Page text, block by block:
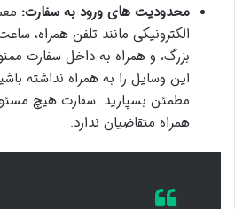
محدودیت های ورود به سفارت:
الکترونیکی مانند تلفن همراه،
بزرگ، و همراه به داخل سفارت
این وسایل را به همراه نداشته
مطمئن بسپارید. سفارت هیچ
همراه متقاضیان ندارد.